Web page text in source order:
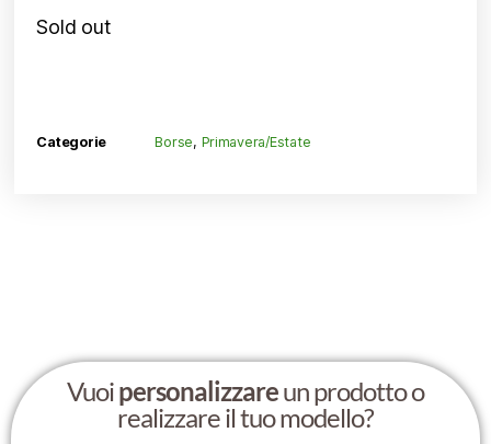
Sold out
Categorie Borse, Primavera/Estate
Vuoipersonalizzareun prodotto o
realizzare il tuo modello?